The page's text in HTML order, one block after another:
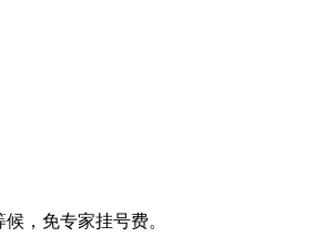
，免专家挂号费。